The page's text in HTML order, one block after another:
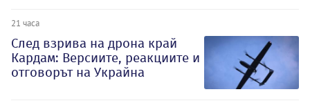
21 часа
След взрива на дрона край
Кардам: Версиите, реакциите и
отговорът на Украйна